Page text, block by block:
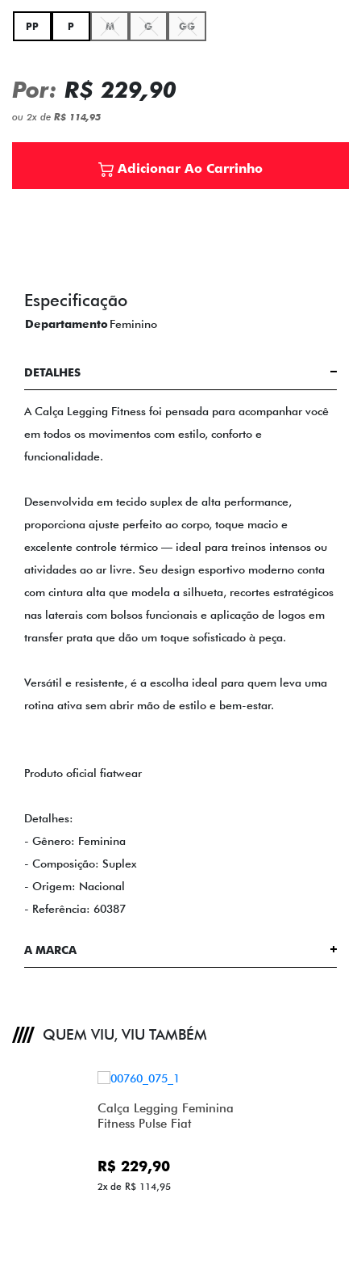
PP P M G GG
Por: R$ 229,90
ou 2x de R$ 114,95
Adicionar Ao Carrinho
Especificação
DepartamentoFeminino
DETALHES
A Calça Legging Fitness foi pensada para acompanhar você
em todos os movimentos com estilo, conforto e
funcionalidade.
Desenvolvida em tecido suplex de alta performance,
proporciona ajuste perfeito ao corpo, toque macio e
excelente controle térmico — ideal para treinos intensos ou
atividades ao ar livre. Seu design esportivo moderno conta
com cintura alta que modela a silhueta, recortes estratégicos
nas laterais com bolsos funcionais e aplicação de logos em
transfer prata que dão um toque sofisticado à peça.
Versátil e resistente, é a escolha ideal para quem leva uma
rotina ativa sem abrir mão de estilo e bem-estar.
Produto oficial fiatwear
Detalhes:
- Gênero: Feminina
- Composição: Suplex
- Origem: Nacional
- Referência: 60387
A MARCA
QUEM VIU, VIU TAMBÉM
Calça Legging Feminina
Fitness Pulse Fiat
R$ 229,90
2x de R$ 114,95